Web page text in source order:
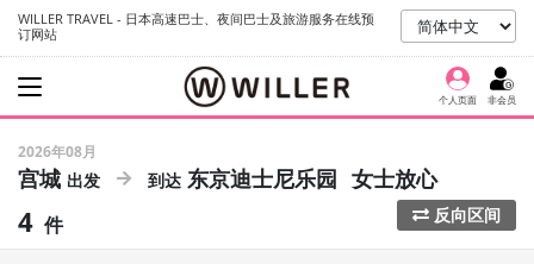
WILLER TRAVEL - 日本高速巴士、夜间巴士及旅游服务在线预
订网站
个人页面 非会员
2026年08月
宫城 东京迪士尼乐园 女士放心
4 件 反向区间